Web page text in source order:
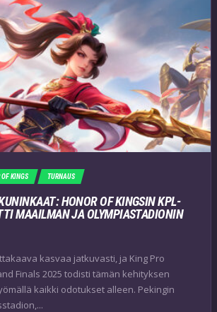
OF KINGS TURNAUS
HONOR OF KINGSIN KPL-
MAAILMAN JA OLYMPIASTADIONIN
kasvaa jatkuvasti, ja King Pro
Finals 2025 todisti tämän kehityksen
kaikki odotukset alleen. Pekingin